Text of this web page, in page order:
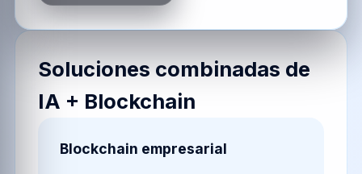
Soluciones combinadas de
IA + Blockchain
Blockchain empresarial